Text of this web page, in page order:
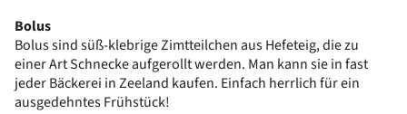
Bolus
Bolus sind süß-klebrige Zimtteilchen aus Hefeteig, die zu
einer Art Schnecke aufgerollt werden. Man kann sie in fast
jeder Bäckerei in Zeeland kaufen. Einfach herrlich für ein
ausgedehntes Frühstück!